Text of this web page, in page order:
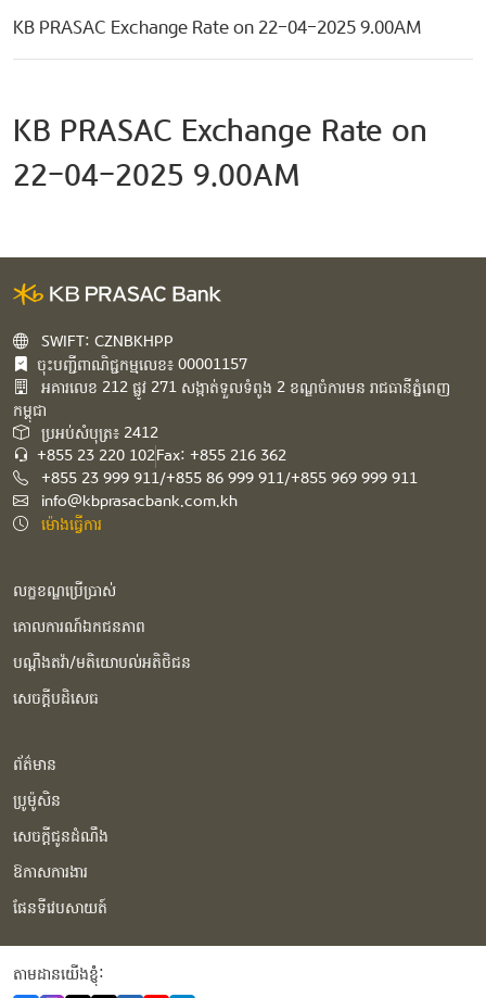
KB PRASAC Exchange Rate on 22-04-2025 9.00AM
KB PRASAC Exchange Rate on
22-04-2025 9.00AM
SWIFT: CZNBKHPP
ចុះបញ្ជីពាណិជ្ជកម្មលេខ៖ 00001157
អគារ​លេខ​ 212 ផ្លូវ 271 សង្កាត់ទួលទំពូង 2 ខណ្ឌចំការមន រាជធានីភ្នំពេញ
កម្ពុជា​
ប្រអប់សំបុត្រ៖ 2412
+855 23 220 102Fax: +855 216 362
+855 23 999 911/+855 86 999 911/+855 969 999 911
info@kbprasacbank.com.kh
ម៉ោងធ្វើការ
លក្ខខណ្ឌប្រើប្រាស់
គោលការណ៍ឯកជនភាព
បណ្ដឹងតវ៉ា/មតិយោបល់អតិថិជន
សេចក្ដីបដិសេធ
ព័ត៌មាន
ប្រូម៉ូសិន
សេចក្ដីជូនដំណឹង
ឱកាសការងារ
ផែនទីវេបសាយត៍
តាមដានយើងខ្ញុំំ: